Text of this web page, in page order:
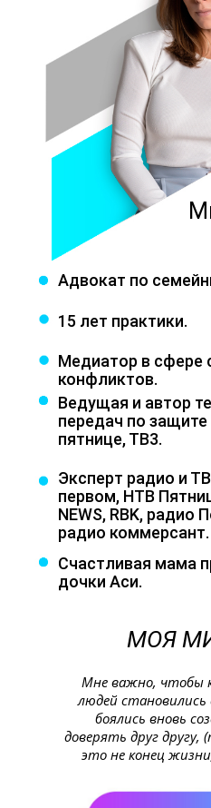
Адвокат по
15 лет практики.
Медиатор в сфере
конфликтов.
Счастливая мама
дочки Аси.
Эксперт радио и
первом, НТВ
NEWS, RBK, радио
радио коммерсант.
Ведущая и автор
передач по
пятнице, ТВ3.
МОЯ
Мне важно, чтобы
людей
боялись вновь
доверять друг другу,
это не конец